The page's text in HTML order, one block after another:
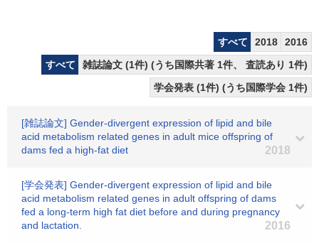
すべて 2018
2016
すべて
雑誌論文 (1件) (うち国際共著 1件、 査読あり 1件)
学会発表 (1件) (うち国際学会 1件)
[雑誌論文] Gender-divergent expression of lipid and bile
acid metabolism related genes in adult mice offspring of
dams fed a high-fat diet
2018
[学会発表] Gender-divergent expression of lipid and bile
acid metabolism related genes in adult offspring of dams
fed a long-term high fat diet before and during pregnancy
and lactation.
2016